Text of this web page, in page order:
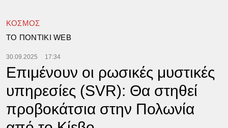
ΚΟΣΜΟΣ
TΟ ΠΟΝΤΙΚΙ WEB
30.09.2025 17:34
Επιμένουν οι ρωσικές μυστικές
υπηρεσίες (SVR): Θα στηθεί
προβοκάτσια στην Πολωνία